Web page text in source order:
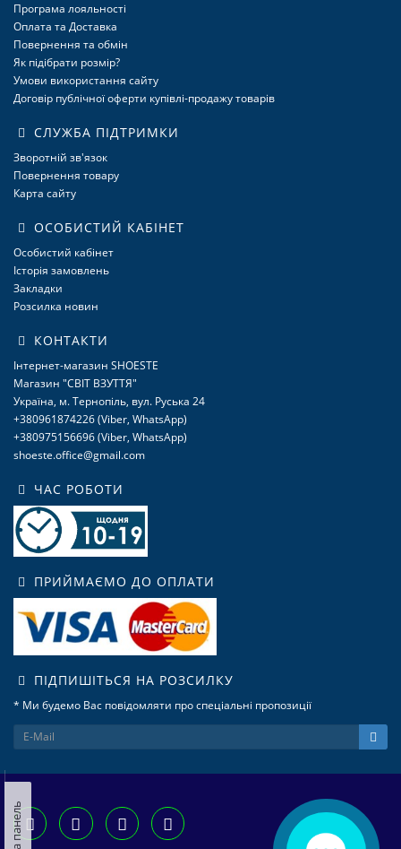
Програма лояльності
Оплата та Доставка
Повернення та обмін
Як підібрати розмір?
Умови використання сайту
Договір публічної оферти купівлі-продажу товарів
СЛУЖБА ПІДТРИМКИ
Зворотній зв'язок
Повернення товару
Карта сайту
ОСОБИСТИЙ КАБІНЕТ
Особистий кабінет
Історія замовлень
Закладки
Розсилка новин
КОНТАКТИ
Інтернет-магазин SHOESTE
Магазин "СВІТ ВЗУТТЯ"
Україна, м. Тернопіль, вул. Руська 24
+380961874226 (Viber, WhatsApp)
+380975156696 (Viber, WhatsApp)
shoeste.office@gmail.com
ЧАС РОБОТИ
ПРИЙМАЄМО ДО ОПЛАТИ
ПІДПИШІТЬСЯ НА РОЗСИЛКУ
* Ми будемо Вас повідомляти про спеціальні пропозиції